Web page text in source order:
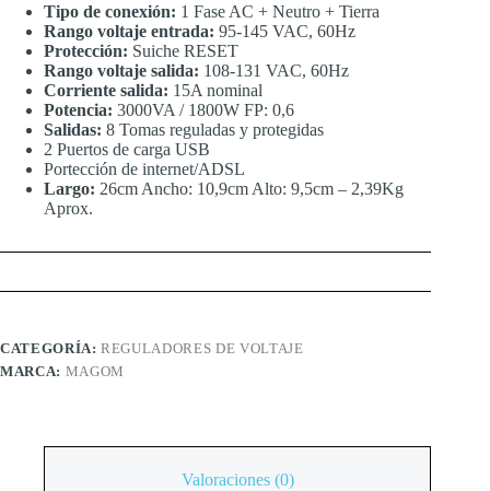
Tipo de conexión: 1 Fase AC + Neutro + Tierra
Rango voltaje entrada: 95-145 VAC, 60Hz
Protección: Suiche RESET
Rango voltaje salida: 108-131 VAC, 60Hz
Corriente salida: 15A nominal
Potencia: 3000VA / 1800W FP: 0,6
Salidas: 8 Tomas reguladas y protegidas
2 Puertos de carga USB
Portección de internet/ADSL
Largo: 26cm Ancho: 10,9cm Alto: 9,5cm – 2,39Kg
Aprox.
CATEGORÍA:REGULADORES DE VOLTAJE
MARCA: MAGOM
Valoraciones (0)